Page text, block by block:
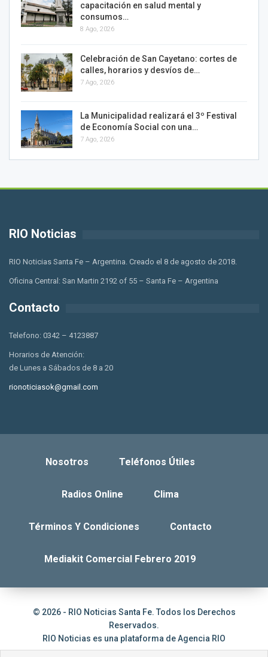
capacitación en salud mental y
consumos…
8 Ago, 2026
Celebración de San Cayetano: cortes de
calles, horarios y desvíos de…
7 Ago, 2026
La Municipalidad realizará el 3º Festival
de Economía Social con una…
7 Ago, 2026
RIO Noticias
RIO Noticias Santa Fe – Argentina. Creado el 8 de agosto de 2018.
Oficina Central: San Martin 2192 of 55 – Santa Fe – Argentina
Contacto
Telefono: 0342 – 4123887
Horarios de Atención:
de Lunes a Sábados de 8 a 20
rionoticiasok@gmail.com
Nosotros Teléfonos Útiles
Radios Online Clima
Términos Y Condiciones Contacto
Mediakit Comercial Febrero 2019
© 2026 - RIO Noticias Santa Fe. Todos los Derechos
Reservados.
RIO Noticias es una plataforma deAgencia RIO